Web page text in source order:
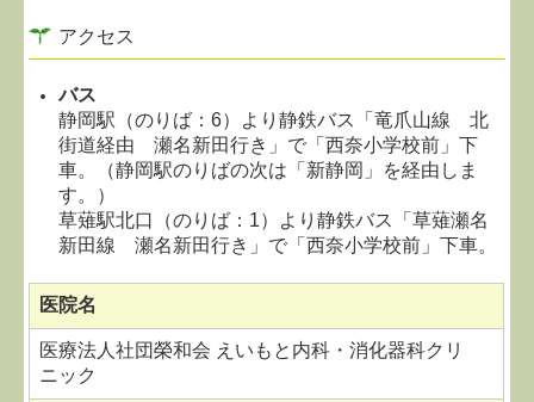
アクセス
バス
静岡駅（のりば：6）より静鉄バス「竜爪山線 北
街道経由 瀬名新田行き」で「西奈小学校前」下
車。（静岡駅のりばの次は「新静岡」を経由しま
す。）
草薙駅北口（のりば：1）より静鉄バス「草薙瀬名
新田線 瀬名新田行き」で「西奈小学校前」下車。
医院名
医療法人社団榮和会 えいもと内科・消化器科クリ
ニック